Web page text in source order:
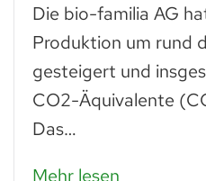
Die bio-familia AG
Produktion um rund
gesteigert und
CO2-Äquivalente
Das…
Mehr lesen